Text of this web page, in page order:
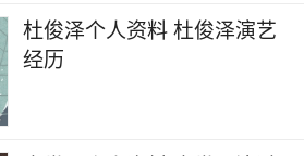
杜俊泽个人资料 杜俊泽演艺
经历